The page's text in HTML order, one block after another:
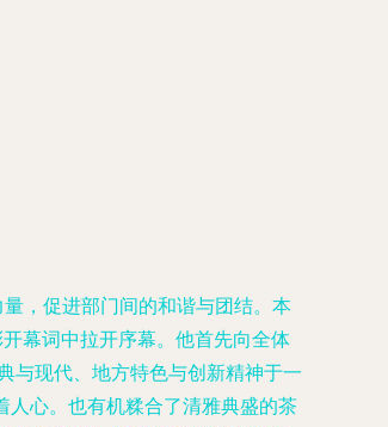
，促进部门间的和谐与团结。本
幕词中拉开序幕。他首先向全体
与现代、地方特色与创新精神于一
心。也有机糅合了清雅典盛的茶